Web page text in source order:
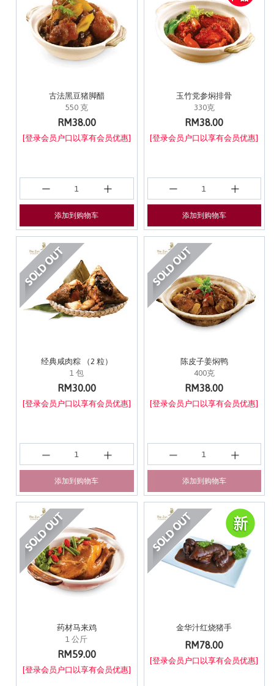
古法黑豆猪脚醋
550 克
RM38.00
[登录会员户口以享有会员优惠]
添加到购物车
玉竹党参焖排骨
330克
RM38.00
[登录会员户口以享有会员优惠]
添加到购物车
经典咸肉粽 （2 粒）
1 包
RM30.00
[登录会员户口以享有会员优惠]
添加到购物车
陈皮子姜焖鸭
400克
RM38.00
[登录会员户口以享有会员优惠]
添加到购物车
药材马来鸡
1 公斤
RM59.00
[登录会员户口以享有会员优惠]
金华汁红烧猪手
RM78.00
[登录会员户口以享有会员优惠]